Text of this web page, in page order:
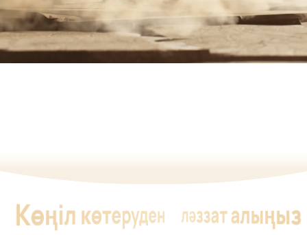
Көңіл көтеруден ләззат алыңыз